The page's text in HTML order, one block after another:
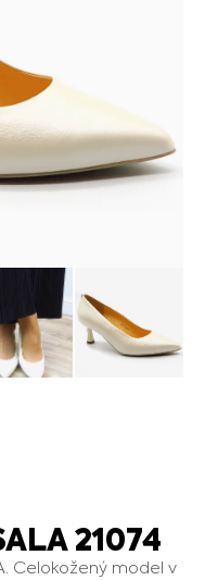
21074
Celokožený model v